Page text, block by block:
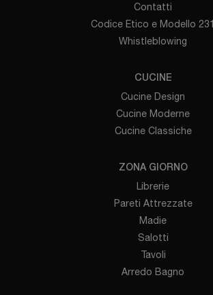
Contatti
Codice Etico e Modello 231
Whistleblowing
CUCINE
Cucine Design
Cucine Moderne
Cucine Classiche
ZONA GIORNO
Librerie
Pareti Attrezzate
Madie
Salotti
Tavoli
Arredo Bagno